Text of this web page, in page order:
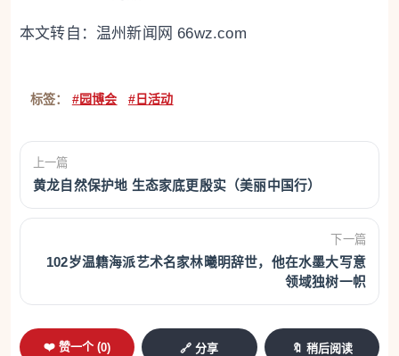
本文转自： 温州新闻网 66wz.com
标签： #园博会 #日活动
上一篇
黄龙自然保护地 生态家底更殷实（美丽中国行）
下一篇
102岁温籍海派艺术名家林曦明辞世，他在水墨大写意
领域独树一帜
❤️ 赞一个 (0) 🔗 分享 🔖 稍后阅读